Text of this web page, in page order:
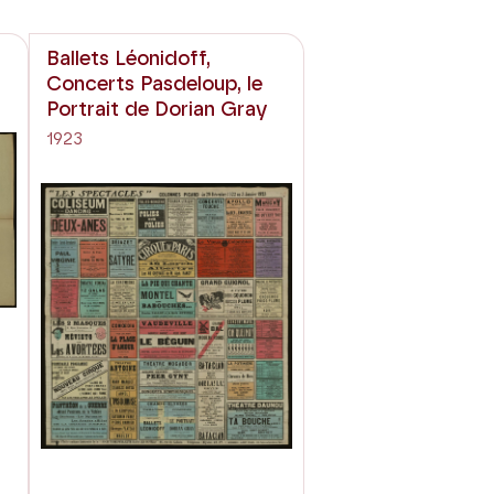
Ballets Léonidoff,
Concerts Pasdeloup, le
Portrait de Dorian Gray
1923